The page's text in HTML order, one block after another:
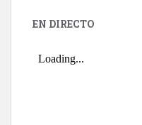
EN DIRECTO